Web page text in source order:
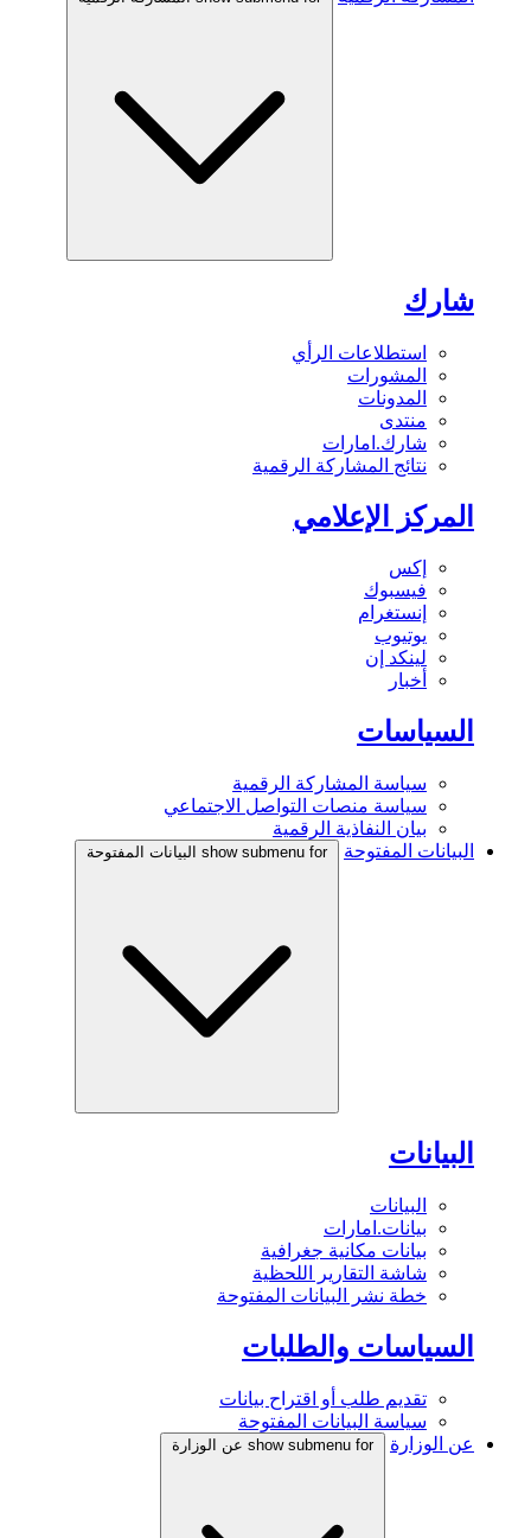
شارك
استطلاعات الرأي
المشورات
المدونات
منتدى
شارك.امارات
نتائج المشاركة الرقمية
المركز الإعلامي
إكس
فيسبوك
إنستغرام
يوتيوب
لينكد إن
أخبار
السياسات
سياسة المشاركة الرقمية
سياسة منصات التواصل الاجتماعي
بيان النفاذية الرقمية
البيانات المفتوحة
show submenu for البيانات المفتوحة
البيانات
البيانات
بيانات.امارات
بيانات مكانية جغرافية
شاشة التقارير اللحظية
خطة نشر البيانات المفتوحة
السياسات والطلبات
تقديم طلب أو اقتراح بيانات
سياسة البيانات المفتوحة
عن الوزارة
show submenu for عن الوزارة